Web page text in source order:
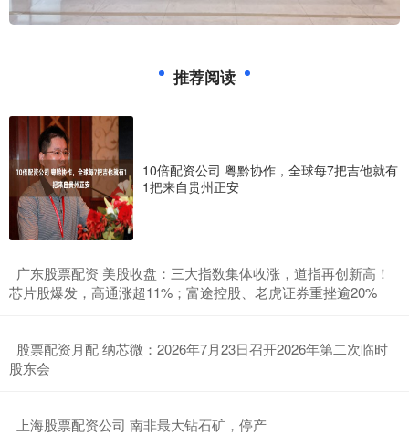
推荐阅读
10倍配资公司 粤黔协作，全球每7把吉他就有
1把来自贵州正安
​广东股票配资 美股收盘：三大指数集体收涨，道指再创新高！
芯片股爆发，高通涨超11%；富途控股、老虎证券重挫逾20%
​股票配资月配 纳芯微：2026年7月23日召开2026年第二次临时
股东会
​上海股票配资公司 南非最大钻石矿，停产